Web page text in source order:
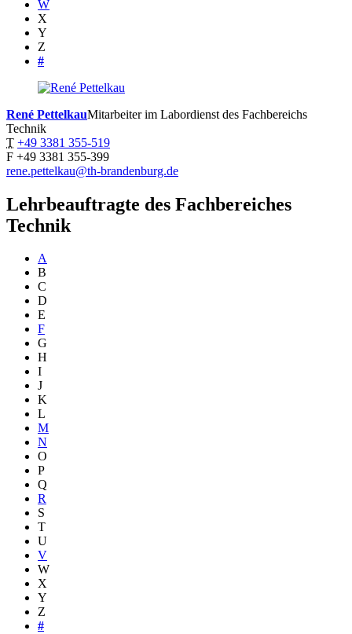
W
X
Y
Z
#
René PettelkauMitarbeiter im Labordienst des Fachbereichs
Technik
T +49 3381 355-519
F +49 3381 355-399
rene.pettelkau@th-brandenburg.de
Lehrbeauftragte des Fachbereiches
Technik
A
B
C
D
E
F
G
H
I
J
K
L
M
N
O
P
Q
R
S
T
U
V
W
X
Y
Z
#